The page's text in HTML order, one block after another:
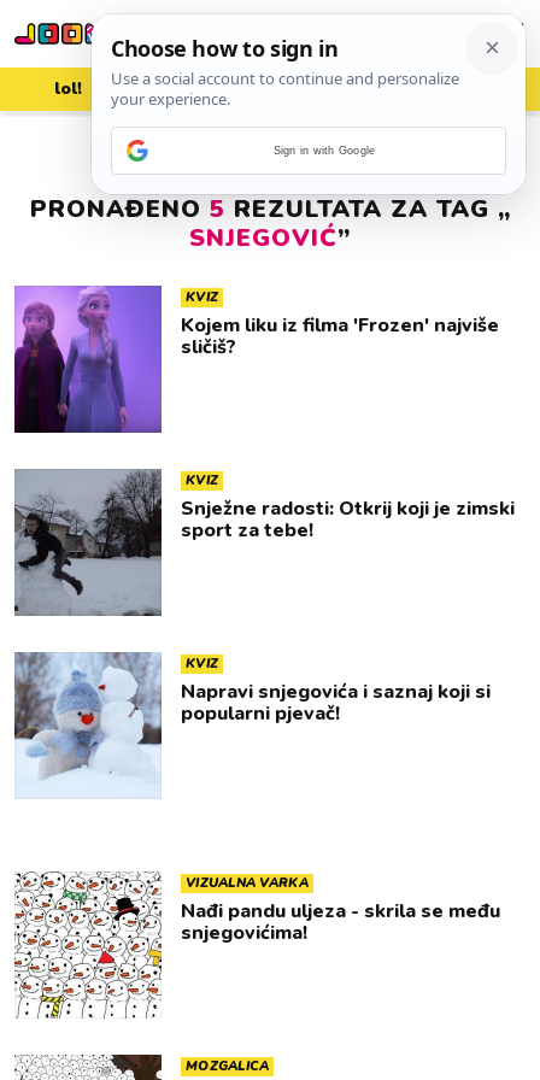
lol! aww vrh! woot?!
PRONAĐENO 5 REZULTATA ZA TAG „
SNJEGOVIĆ”
KVIZ
Kojem liku iz filma 'Frozen' najviše
sličiš?
KVIZ
Snježne radosti: Otkrij koji je zimski
sport za tebe!
KVIZ
Napravi snjegovića i saznaj koji si
popularni pjevač!
VIZUALNA VARKA
Nađi pandu uljeza - skrila se među
snjegovićima!
MOZGALICA
Sign in with Google